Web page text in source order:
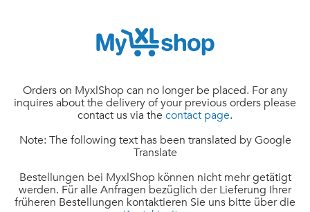
Orders on MyxlShop can no longer be placed. For any
inquires about the delivery of your previous orders please
contact us via the contact page.
Note: The following text has been translated by Google
Translate
Bestellungen bei MyxlShop können nicht mehr getätigt
werden. Für alle Anfragen bezüglich der Lieferung Ihrer
früheren Bestellungen kontaktieren Sie uns bitte über die